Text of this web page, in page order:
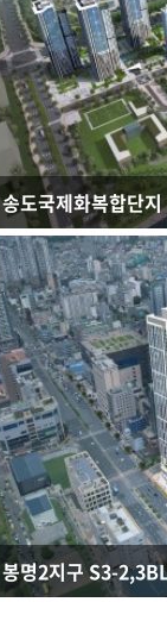
송도국제화복합단
봉명2지구 S3-